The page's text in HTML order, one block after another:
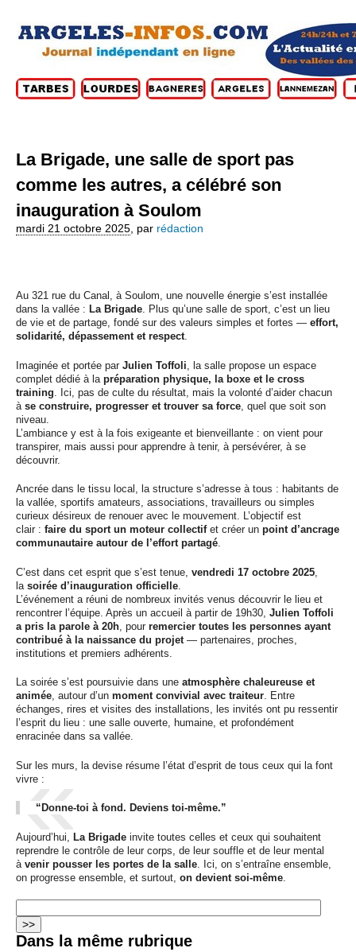
La Brigade, une salle de sport pas
comme les autres, a célébré son
inauguration à Soulom
mardi 21 octobre 2025 par rédaction
Au 321 rue du Canal, à Soulom, une nouvelle énergie s’est installée
dans la vallée : La Brigade. Plus qu’une salle de sport, c’est un lieu
de vie et de partage, fondé sur des valeurs simples et fortes — effort,
solidarité, dépassement et respect.
Imaginée et portée par Julien Toffoli , la salle propose un espace
complet dédié à la préparation physique, la boxe et le cross
training . Ici, pas de culte du résultat, mais la volonté d’aider chacun
à se construire, progresser et trouver sa force , quel que soit son
niveau.
L’ambiance y est à la fois exigeante et bienveillante : on vient pour
transpirer, mais aussi pour apprendre à tenir, à persévérer, à se
découvrir.
Ancrée dans le tissu local, la structure s’adresse à tous : habitants de
la vallée, sportifs amateurs, associations, travailleurs ou simples
curieux désireux de renouer avec le mouvement. L’objectif est
clair : faire du sport un moteur collectifet créer un point d’ancrage
communautaire autour de l’effort partagé.
C’est dans cet esprit que s’est tenue, vendredi 17 octobre 2025
la soirée d’inauguration officielle
L’événement a réuni de nombreux invités venus découvrir le lieu et
rencontrer l’équipe. Après un accueil à partir de 19h30, Julien Toffoli
a pris la parole à 20h , pour remercier toutes les personnes ayant
contribué à la naissance du projet — partenaires, proches,
institutions et premiers adhérents.
La soirée s’est poursuivie dans une atmosphère chaleureuse et
animée, autour d’un moment convivial avec traiteur. Entre
échanges, rires et visites des installations, les invités ont pu ressentir
l’esprit du lieu : une salle ouverte, humaine, et profondément
enracinée dans sa vallée.
Sur les murs, la devise résume l’état d’esprit de tous ceux qui la font
vivre :
“Donne-toi à fond. Deviens toi-même.”
Aujourd’hui, La Brigade invite toutes celles et ceux qui souhaitent
reprendre le contrôle de leur corps, de leur souffle et de leur mental
à venir pousser les portes de la salle . Ici, on s’entraîne ensemble,
on progresse ensemble, et surtout, on devient soi-même
Dans la même rubrique